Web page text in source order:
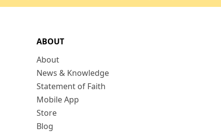
ABOUT
About
News & Knowledge
Statement of Faith
Mobile App
Store
Blog